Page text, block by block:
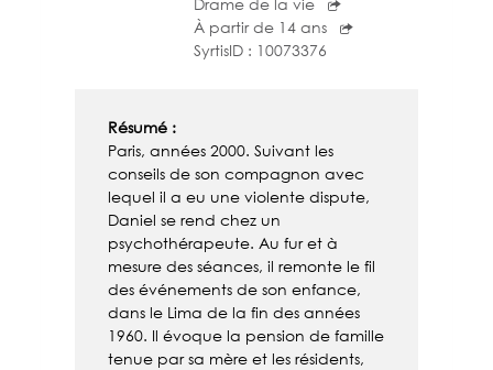
Politique de numérisation
- Périodiques
Nos partenaires
Drame de la vie
À partir de 14 ans
SyrtisID : 10073376
Résumé :
Paris, années 2000. Suivant les
conseils de son compagnon avec
lequel il a eu une violente dispute,
Daniel se rend chez un
psychothérapeute. Au fur et à
mesure des séances, il remonte le fil
des événements de son enfance,
dans le Lima de la fin des années
1960. Il évoque la pension de famille
tenue par sa mère et les résidents,